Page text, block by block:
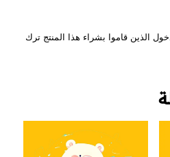
الذين قاموا بشراء هذا المنتج ترك